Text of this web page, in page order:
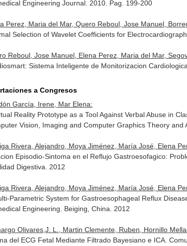
Engineering Journal . 2010. Pag. 199-200
Perez, Maria del Mar, Quero Reboul, Jose Manuel,
Selection of Wavelet Coefficients for
Reboul, Jose Manuel, Elena Perez, Maria del Mar,
Sistema Inteligente de Monitorizacion
a Congresos
García, Irene, Mar Elena:
Reality Prototype as a Tool Against Verbal Abuse in
Vision, Imaging and Computer Graphics Theory and
Rivera, Alejandro, Moya Jiménez, María José, Elena
Episodio-Sintoma en el Reflujo Gastroesofagico:
Digestiva. 2012
Rivera, Alejandro, Moya Jiménez, María José, Elena
Parametric System for Gastroesophageal Reflux
Engineering. Beiging, China. 2012
Olivares,J. L., Martin Clemente, Ruben, Hornillo
del ECG Fetal Mediante Filtrado Bayesiano e ICA.